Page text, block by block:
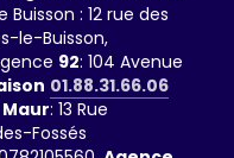
Buisson : 12 rue des
le-Buisson,
92: 104 Avenue
01.88.31.66.06
: 13 Rue
Fossés